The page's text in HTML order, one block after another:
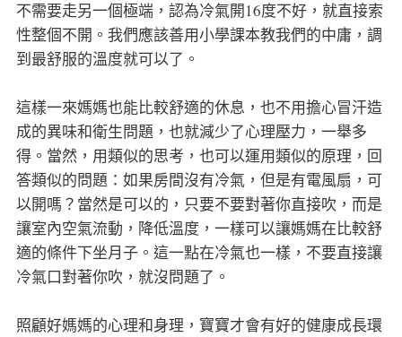
不需要走另一個極端，認為冷氣開16度不好，就直接索
性整個不開。我們應該善用小學課本教我們的中庸，調
到最舒服的溫度就可以了。
這樣一來媽媽也能比較舒適的休息，也不用擔心冒汗造
成的異味和衛生問題，也就減少了心理壓力，一舉多
得。當然，用類似的思考，也可以運用類似的原理，回
答類似的問題：如果房間沒有冷氣，但是有電風扇，可
以開嗎？當然是可以的，只要不要對著你直接吹，而是
讓室內空氣流動，降低溫度，一樣可以讓媽媽在比較舒
適的條件下坐月子。這一點在冷氣也一樣，不要直接讓
冷氣口對著你吹，就沒問題了。
照顧好媽媽的心理和身理，寶寶才會有好的健康成長環